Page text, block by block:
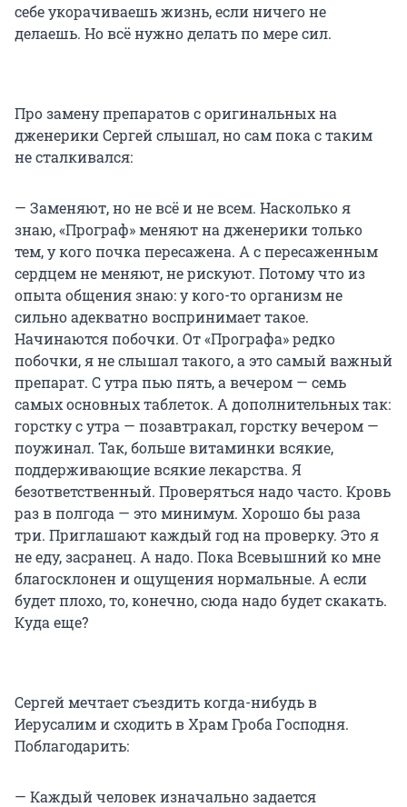
себе укорачиваешь жизнь, если ничего не
делаешь. Но всё нужно делать по мере сил.
Про замену препаратов с оригинальных на
дженерики Сергей слышал, но сам пока с таким
не сталкивался:
— Заменяют, но не всё и не всем. Насколько я
знаю, «Програф» меняют на дженерики только
тем, у кого почка пересажена. А с пересаженным
сердцем не меняют, не рискуют. Потому что из
опыта общения знаю: у кого-то организм не
сильно адекватно воспринимает такое.
Начинаются побочки. От «Прографа» редко
побочки, я не слышал такого, а это самый важный
препарат. С утра пью пять, а вечером — семь
самых основных таблеток. А дополнительных так:
горстку с утра — позавтракал, горстку вечером —
поужинал. Так, больше витаминки всякие,
поддерживающие всякие лекарства. Я
безответственный. Проверяться надо часто. Кровь
раз в полгода — это минимум. Хорошо бы раза
три. Приглашают каждый год на проверку. Это я
не еду, засранец. А надо. Пока Всевышний ко мне
благосклонен и ощущения нормальные. А если
будет плохо, то, конечно, сюда надо будет скакать.
Куда еще?
Сергей мечтает съездить когда-нибудь в
Иерусалим и сходить в Храм Гроба Господня.
Поблагодарить:
— Каждый человек изначально задается